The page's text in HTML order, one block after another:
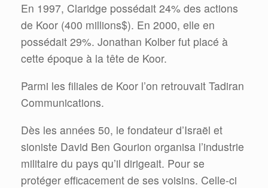
En 1997, Claridge possédait 24% des actions
de Koor (400 millions$). En 2000, elle en
possédait 29%. Jonathan Kolber fut placé à
cette époque à la tête de Koor.
Parmi les filiales de Koor l’on retrouvait Tadiran
Communications.
Dès les années 50, le fondateur d’Israël et
sioniste David Ben Gourion organisa l’industrie
militaire du pays qu’il dirigeait. Pour se
protéger efficacement de ses voisins. Celle-ci